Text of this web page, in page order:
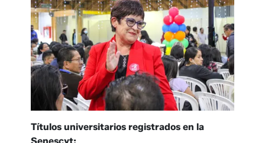
Títulos universitarios registrados en la